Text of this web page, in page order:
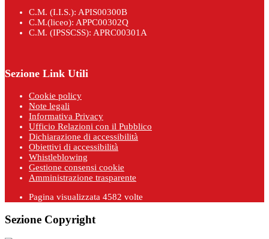
C.M. (I.I.S.): APIS00300B
C.M.(liceo): APPC00302Q
C.M. (IPSSCSS): APRC00301A
Sezione Link Utili
Cookie policy
Note legali
Informativa Privacy
Ufficio Relazioni con il Pubblico
Dichiarazione di accessibilità
Obiettivi di accessibilità
Whistleblowing
Gestione consensi cookie
Amministrazione trasparente
Pagina visualizzata 4582 volte
Sezione Copyright